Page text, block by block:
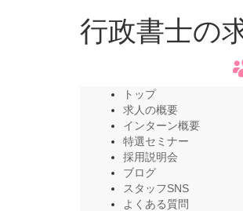
行政書士の
トップ
求人の概要
インターン概要
特選セミナー
採用説明会
ブログ
スタッフSNS
よくある質問